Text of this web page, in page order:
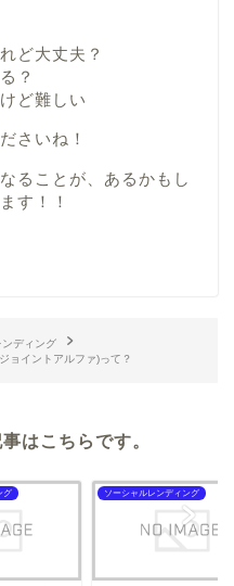
ど大丈夫？
？
ど難しい
さいね！
ることが、あるかもし
す！！
ンディング
ョイントアルファ)って？
はこちらです。
グ ソーシャルレンディング